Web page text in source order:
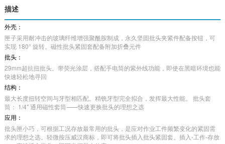
描述
外壳：
匣子采用耐冲击的玻璃纤维增强聚酰胺制成，永久坚固批头夹紧件配备按钮，可
实现 180° 旋转。磁性批头紧固套配备附加折叠元件
批头：
29mm超抗扭批头。带荧光涂层，搭配手电筒的紫外线功能，即使在黑暗环境也能
快速轻松地寻回
结构：
最大长度扭转空间与牙型相匹配。精铣牙型完全拟合，发挥最大性能。 批头套
筒： 1/4" 通用磁性套筒⸺快速更换批头的理想之选
应用：
批头匣小巧，可根据工况存放最常用的批头，是应对作业工件频繁变化的紧固需
求的理想之选。轻微按压威汉商标，即可将批头插入批头紧固套。插入-工作-存放